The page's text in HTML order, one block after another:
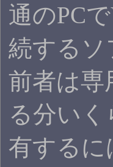
通のPC
続するソ
前者は専
る分い
有するに